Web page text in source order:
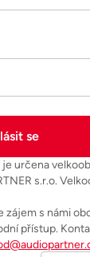
je určena
s.r.o.
zájem s námi
přístup.